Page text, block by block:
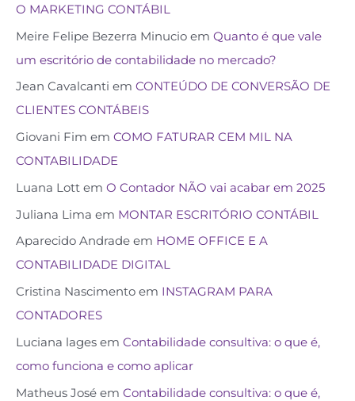
O MARKETING CONTÁBIL
Meire Felipe Bezerra Minucio em Quanto é que vale
um escritório de contabilidade no mercado?
Jean Cavalcanti em CONTEÚDO DE CONVERSÃO DE
CLIENTES CONTÁBEIS
Giovani Fim em COMO FATURAR CEM MIL NA
CONTABILIDADE
Luana Lott em O Contador NÃO vai acabar em 2025
Juliana Lima em MONTAR ESCRITÓRIO CONTÁBIL
Aparecido Andrade em HOME OFFICE E A
CONTABILIDADE DIGITAL
Cristina Nascimento em INSTAGRAM PARA
CONTADORES
Luciana lages em Contabilidade consultiva: o que é,
como funciona e como aplicar
Matheus José em Contabilidade consultiva: o que é,